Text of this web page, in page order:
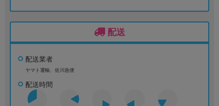
配送
配送業者
ヤマト運輸、佐川急便
配送時間